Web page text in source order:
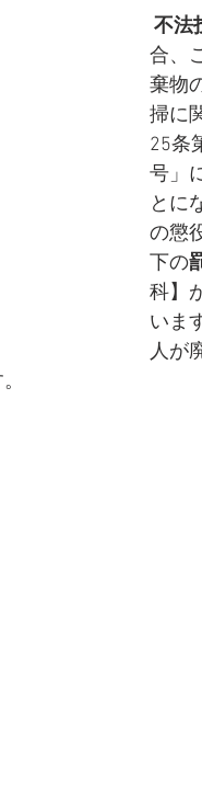
不法
合、
棄物
掃に
25条
号」
とに
の懲
下の
科】
いま
人が